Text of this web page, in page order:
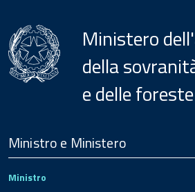
Ministero
della
e delle foreste
Footer
Ministro e Ministero
Ministro